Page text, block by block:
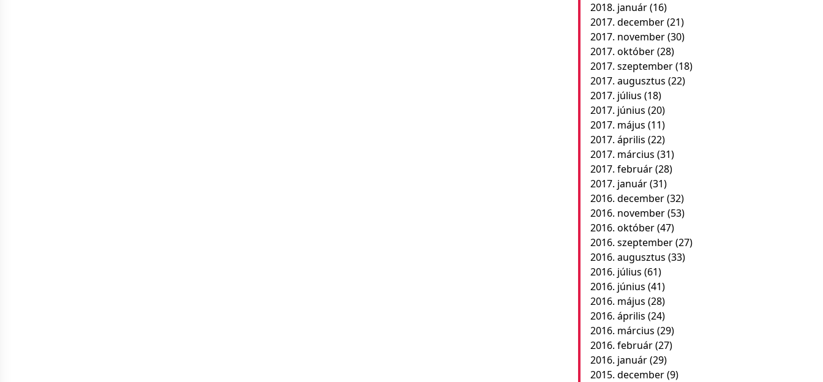
2018. január(16)
2017. december(21)
2017. november(30)
2017. október(28)
2017. szeptember(18)
2017. augusztus (22)
2017. július (18)
2017. június (20)
2017. május (11)
2017. április (22)
2017. március (31)
2017. február(28)
2017. január(31)
2016. december(32)
2016. november(53)
2016. október(47)
2016. szeptember(27)
2016. augusztus (33)
2016. július (61)
2016. június (41)
2016. május (28)
2016. április (24)
2016. március (29)
2016. február(27)
2016. január(29)
2015. december(9)